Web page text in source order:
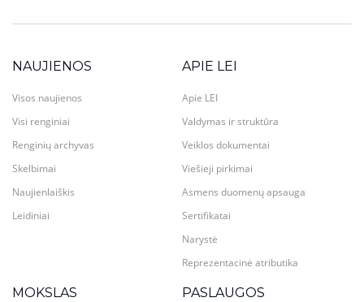
NAUJIENOS
Visos naujienos
Visi renginiai
Renginių archyvas
Skelbimai
Naujienlaiškis
Leidiniai
APIE LEI
Apie LEI
Valdymas ir struktūra
Veiklos dokumentai
Viešieji pirkimai
Asmens duomenų apsauga
Sertifikatai
Narystė
Reprezentacinė atributika
MOKSLAS PASLAUGOS